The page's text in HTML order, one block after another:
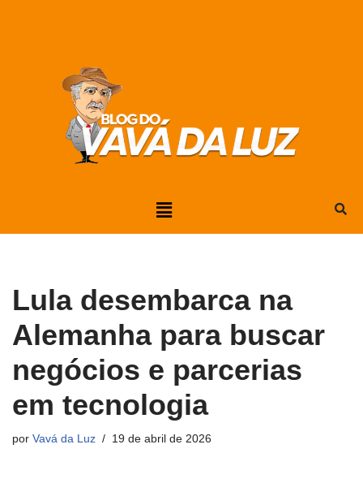
Lula desembarca na
Alemanha para buscar
negócios e parcerias
em tecnologia
por Vavá da Luz 19 de abril de 2026